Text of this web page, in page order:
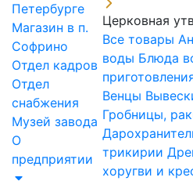
Петербурге
Магазин в п.
Софрино
Отдел кадров
Отдел
снабжения
Музей завода
О
предприятии
Церковная
Все товары
воды Блюда
Венцы
Гробницы,
трикирии
хоругви и